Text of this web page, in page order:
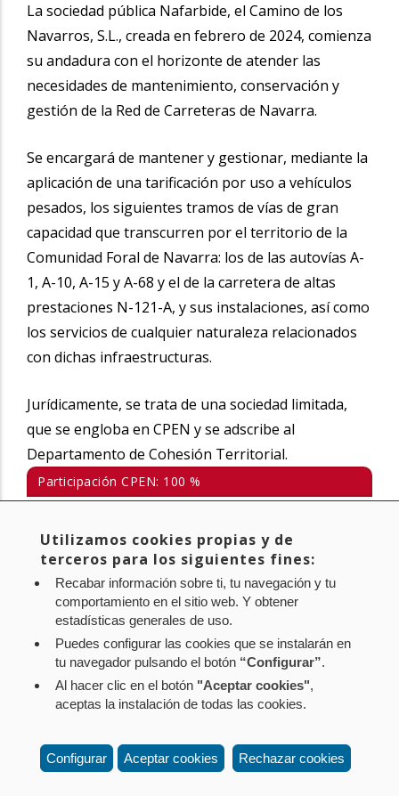
La sociedad pública Nafarbide, el Camino de los
Navarros, S.L., creada en febrero de 2024, comienza
su andadura con el horizonte de atender las
necesidades de mantenimiento, conservación y
gestión de la Red de Carreteras de Navarra.
Se encargará de mantener y gestionar, mediante la
aplicación de una tarificación por uso a vehículos
pesados, los siguientes tramos de vías de gran
capacidad que transcurren por el territorio de la
Comunidad Foral de Navarra: los de las autovías A-
1, A-10, A-15 y A-68 y el de la carretera de altas
prestaciones N-121-A, y sus instalaciones, así como
los servicios de cualquier naturaleza relacionados
con dichas infraestructuras.
Jurídicamente, se trata de una sociedad limitada,
que se engloba en CPEN y se adscribe al
Departamento de Cohesión Territorial.
Participación CPEN: 100 %
https://nafarbide.es/
nafarbide@nafarbide.es
Política de privacidad
Política de cookies
Contacto: Paseo de Sarasate nº 38, 2º Dcha - 31001
Pamplona (Navarra) Tel.: 848 42 08 72
Utilizamos cookies propias y de
terceros para los siguientes fines:
Recabar información sobre ti, tu navegación y tu
comportamiento en el sitio web. Y obtener
estadísticas generales de uso.
Puedes configurar las cookies que se instalarán en
tu navegador pulsando el botón “Configurar”.
Al hacer clic en el botón "Aceptar cookies",
aceptas la instalación de todas las cookies.
Configurar Aceptar cookies Rechazar cookies